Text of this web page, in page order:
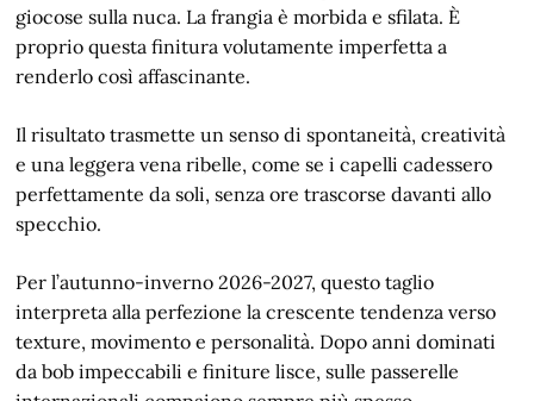
giocose sulla nuca. La frangia è morbida e sfilata. È
proprio questa finitura volutamente imperfetta a
renderlo così affascinante.
Il risultato trasmette un senso di spontaneità, creatività
e una leggera vena ribelle, come se i capelli cadessero
perfettamente da soli, senza ore trascorse davanti allo
specchio.
Per l’autunno-inverno 2026-2027, questo taglio
interpreta alla perfezione la crescente tendenza verso
texture, movimento e personalità. Dopo anni dominati
da bob impeccabili e finiture lisce, sulle passerelle